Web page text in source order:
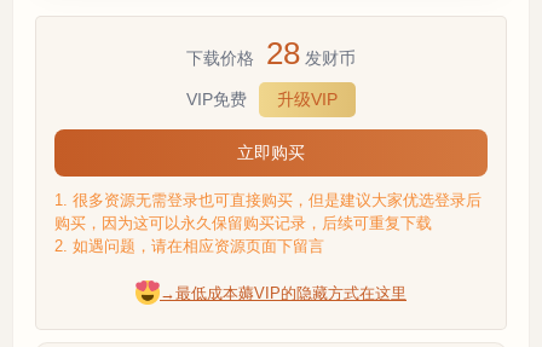
下载价格 28 发财币
VIP免费 升级VIP
立即购买
1. 很多资源无需登录也可直接购买，但是建议大家优选登录后
购买，因为这可以永久保留购买记录，后续可重复下载
2. 如遇问题，请在相应资源页面下留言
→最低成本薅VIP的隐藏方式在这里